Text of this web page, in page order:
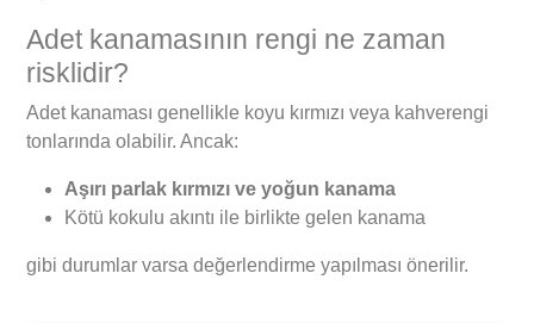
Adet kanamasının rengi ne zaman
risklidir?
Adet kanaması genellikle koyu kırmızı veya kahverengi
tonlarında olabilir. Ancak:
Aşırı parlak kırmızı ve yoğun kanama
Kötü kokulu akıntı ile birlikte gelen kanama
gibi durumlar varsa değerlendirme yapılması önerilir.